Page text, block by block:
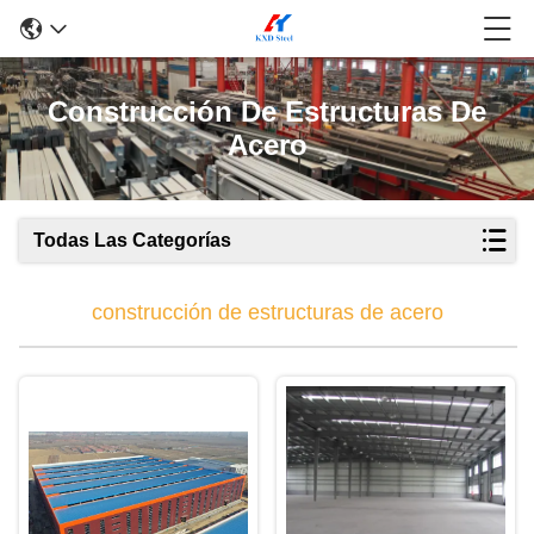
Construcción De Estructuras De
Acero
Todas Las Categorías
construcción de estructuras de acero